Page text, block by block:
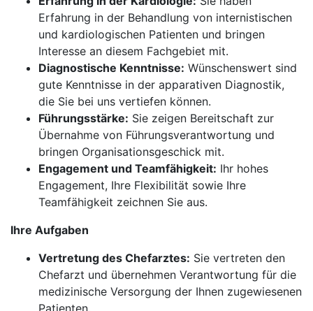
Erfahrung in der Behandlung von internistischen
und kardiologischen Patienten und bringen
Interesse an diesem Fachgebiet mit.
Diagnostische Kenntnisse: Wünschenswert sind
gute Kenntnisse in der apparativen Diagnostik,
die Sie bei uns vertiefen können.
Führungsstärke: Sie zeigen Bereitschaft zur
Übernahme von Führungsverantwortung und
bringen Organisationsgeschick mit.
Engagement und Teamfähigkeit: Ihr hohes
Engagement, Ihre Flexibilität sowie Ihre
Teamfähigkeit zeichnen Sie aus.
Ihre Aufgaben
Vertretung des Chefarztes: Sie vertreten den
Chefarzt und übernehmen Verantwortung für die
medizinische Versorgung der Ihnen zugewiesenen
Patienten.